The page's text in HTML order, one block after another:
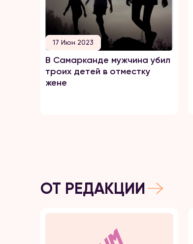
17 Июн 2023
В Самарканде мужчина убил
троих детей в отместку
жене
ОТ РЕДАКЦИИ